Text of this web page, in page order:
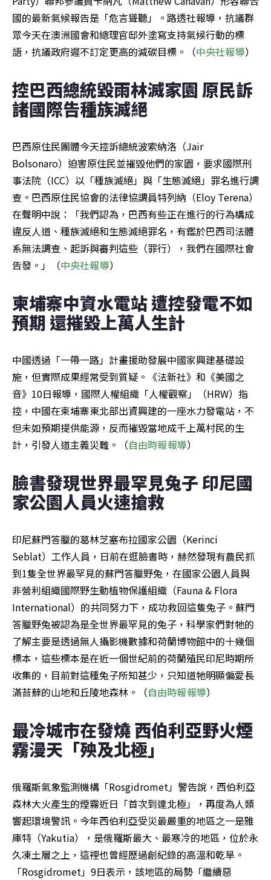
國的最新氣候報告是「危言聳聽」。路透社報導，抗議群
眾今天在澳洲國會和總理官邸外塗寫支持氣候行動的標
語，抗議政府遲不訂定更高的減碳目標。（中央社報導）
控巴西總統毀雨林滅家園 原民訴
諸國際告種族滅絕
巴西原住民團體今天控訴總統波索納洛（Jair
Bolsonaro）迫害原住民並摧毀他們的家園，要求國際刑
事法院（ICC）以「種族滅絕」與「生態滅絕」罪名進行調
查。巴西原住民協會的法律協調員特列納（Eloy Terena）
在聲明中說：「我們認為，巴西有些正在進行的行為構成
違反人道、種族滅絕和生態滅絕罪名，有鑑於巴西司法體
系無法調查、起訴與審判這些（罪行），我們在國際社會
告發。」（中央社報導）
柬埔寨中資水電站 遭控發電不如
預期 還摧毀上萬人生計
中國透過「一帶一路」計畫援助發展中國家興建基礎設
施，但實際成果經常受到質疑。《法新社》和《美國之
音》10日報導，國際人權組織「人權觀察」（HRW）指
控，中國在柬埔寨東北部出資興建的一座水力發電站，不
但未如預期提供能源，反而摧毀當地成千上萬村民的生
計，引發人道主義災難。（自由時報報導）
臉書發現世界最罕見兔子 印尼國
家公園人員火速搶救
印尼蘇門答臘的葛林芝塞布拉國家公園（Kerinci
Seblat）工作人員，日前在逛臉書時，赫然發現有農民抓
到1隻全世界最罕見的蘇門答臘野兔，在國家公園人員與
非營利組織國際野生動植物保護組織（Fauna & Flora
International）的共同努力下，成功救回這隻兔子。蘇門
答臘野兔被認為是全世界最罕見的兔子，科學家們對牠的
了解主要是透過無人攝影機數據和荷蘭博物館中的十幾個
標本，這些標本是在近一個世紀前的荷蘭殖民印尼時期所
收集的，目前對這種兔子所知甚少，只知道牠明顯偏愛長
滿苔蘚的山地和丘陵地森林。（自由時報報導）
最冷城市在發燒 西伯利亞野火煙
霧漫天「殃及北極」
俄羅斯氣象監測機構「Rosgidromet」警告說，西伯利亞
森林大火產生的煙霧近日「首次到達北極」，再度為人類
響起環境警訊。今年西伯利亞受災最嚴重的地區之一是雅
庫特（Yakutia），是俄羅斯最大、最寒冷的地區，位於永
久凍土層之上，這裡也曾經歷過創紀錄的高溫和乾旱。
「Rosgidromet」9日表示，該地區的局勢「繼續惡